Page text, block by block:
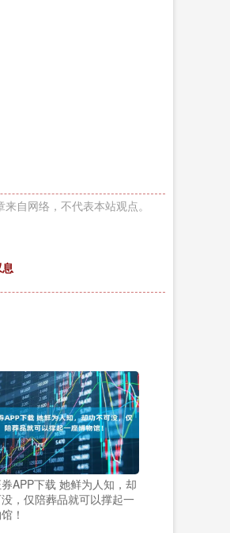
自网络，不代表本站观点。
APP下载 她鲜为人知，却
，仅陪葬品就可以撑起一
！